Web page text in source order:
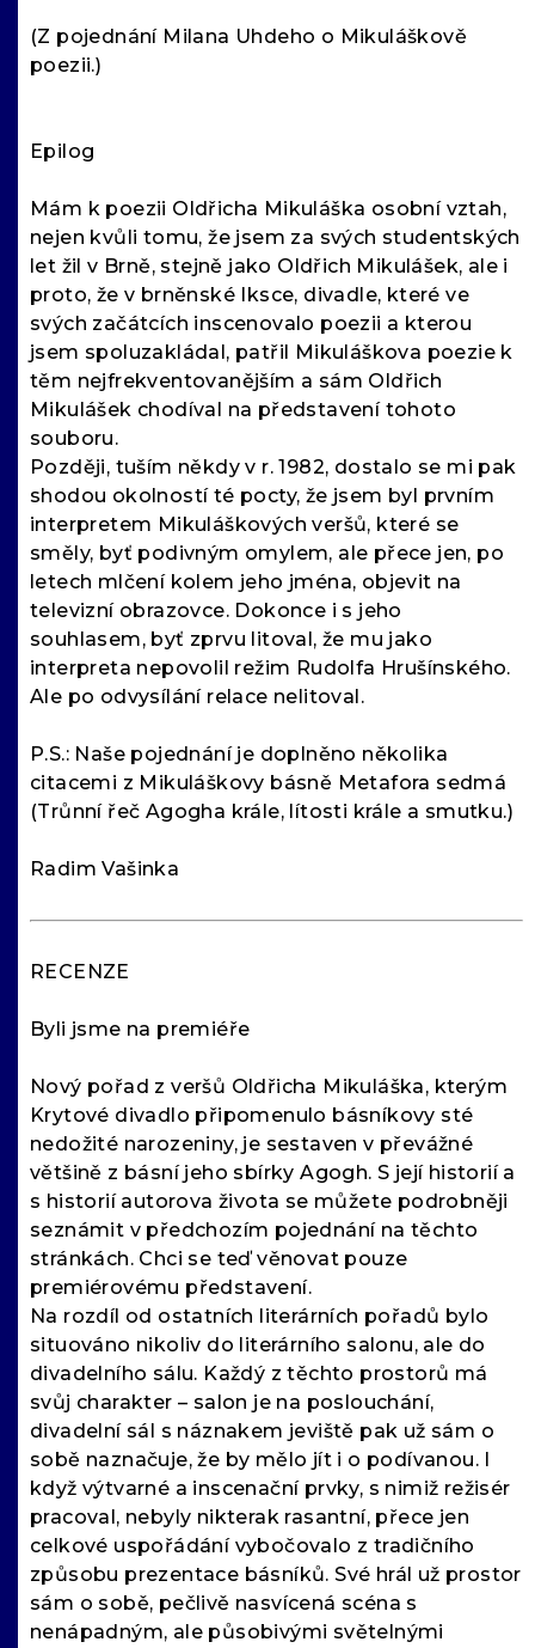
(Z pojednání Milana Uhdeho o Mikuláškově
poezii.)
Epilog
Mám k poezii Oldřicha Mikuláška osobní vztah,
nejen kvůli tomu, že jsem za svých studentských
let žil v Brně, stejně jako Oldřich Mikulášek, ale i
proto, že v brněnské Iksce, divadle, které ve
svých začátcích inscenovalo poezii a kterou
jsem spoluzakládal, patřil Mikuláškova poezie k
těm nejfrekventovanějším a sám Oldřich
Mikulášek chodíval na představení tohoto
souboru.
Později, tuším někdy v r. 1982, dostalo se mi pak
shodou okolností té pocty, že jsem byl prvním
interpretem Mikuláškových veršů, které se
směly, byť podivným omylem, ale přece jen, po
letech mlčení kolem jeho jména, objevit na
televizní obrazovce. Dokonce i s jeho
souhlasem, byť zprvu litoval, že mu jako
interpreta nepovolil režim Rudolfa Hrušínského.
Ale po odvysílání relace nelitoval.
P.S.: Naše pojednání je doplněno několika
citacemi z Mikuláškovy básně Metafora sedmá
(Trůnní řeč Agogha krále, lítosti krále a smutku.)
Radim Vašinka
RECENZE
Byli jsme na premiéře
Nový pořad z veršů Oldřicha Mikuláška, kterým
Krytové divadlo připomenulo básníkovy sté
nedožité narozeniny, je sestaven v převážné
většině z básní jeho sbírky Agogh. S její historií a
s historií autorova života se můžete podrobněji
seznámit v předchozím pojednání na těchto
stránkách. Chci se teď věnovat pouze
premiérovému představení.
Na rozdíl od ostatních literárních pořadů bylo
situováno nikoliv do literárního salonu, ale do
divadelního sálu. Každý z těchto prostorů má
svůj charakter – salon je na poslouchání,
divadelní sál s náznakem jeviště pak už sám o
sobě naznačuje, že by mělo jít i o podívanou. I
když výtvarné a inscenační prvky, s nimiž režisér
pracoval, nebyly nikterak rasantní, přece jen
celkové uspořádání vybočovalo z tradičního
způsobu prezentace básníků. Své hrál už prostor
sám o sobě, pečlivě nasvícená scéna s
nenápadným, ale působivými světelnými